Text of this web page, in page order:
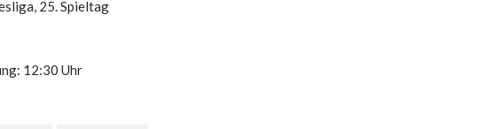
25. Spieltag
12:30 Uhr